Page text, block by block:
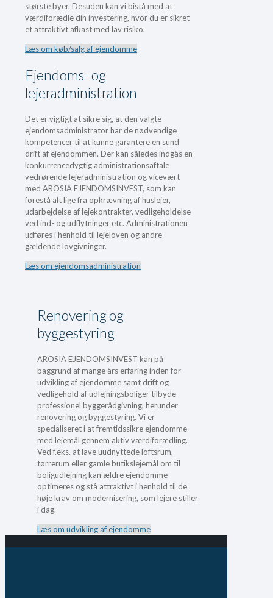
største byer. Desuden kan vi bistå med at
værdiforædle din investering, hvor du er sikret
et attraktivt afkast med lav risiko.
Læs om køb/salg af ejendomme
Ejendoms- og
lejeradministration
Det er vigtigt at sikre sig, at den valgte
ejendomsadministrator har de nødvendige
kompetencer til at kunne garantere en sund
drift af ejendommen. Der kan således indgås en
konkurrencedygtig administrationsaftale
vedrørende lejeradministration og vicevært
med AROSIA EJENDOMSINVEST, som kan
forestå alt lige fra opkrævning af huslejer,
udarbejdelse af lejekontrakter, vedligeholdelse
ved ind- og udflytninger etc. Administrationen
udføres i henhold til lejeloven og andre
gældende lovgivninger.
Læs om ejendomsadministration
Renovering og
byggestyring
AROSIA EJENDOMSINVEST kan på
baggrund af mange års erfaring inden for
udvikling af ejendomme samt drift og
vedligehold af udlejningsboliger tilbyde
professionel byggerådgivning, herunder
renovering og byggestyring. Vi er
specialiseret i at fremtidssikre ejendomme
med lejemål gennem aktiv værdiforædling.
Ved f.eks. at lave uudnyttede loftsrum,
tørrerum eller gamle butikslejemål om til
boligudlejning kan ældre ejendomme
optimeres og stå attraktivt i henhold til de
høje krav om modernisering, som lejere stiller
i dag.
Læs om udvikling af ejendomme